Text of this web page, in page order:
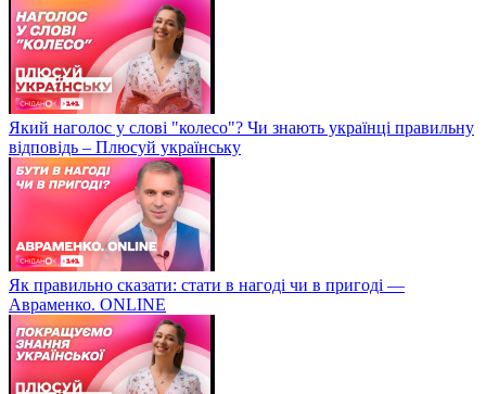
Який наголос у слові "колесо"? Чи знають українці правильну
відповідь – Плюсуй українську
Як правильно сказати: стати в нагоді чи в пригоді —
Авраменко. ONLINE